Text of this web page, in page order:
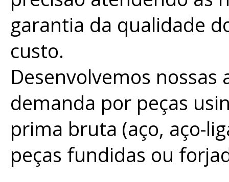
garantia da qualidade
custo.
Desenvolvemos
demanda por peças
prima bruta (aço, aço-
peças fundidas ou